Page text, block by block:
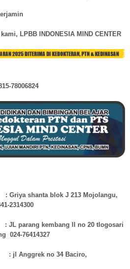
LPBB INDONESIA MIND CENTER
78006824
shanta blok J 213 Mojolangu,
2314300
: JL parang kembang ll no 20 tlogosari
024-76414327
Anggrek no 34 Baciro,